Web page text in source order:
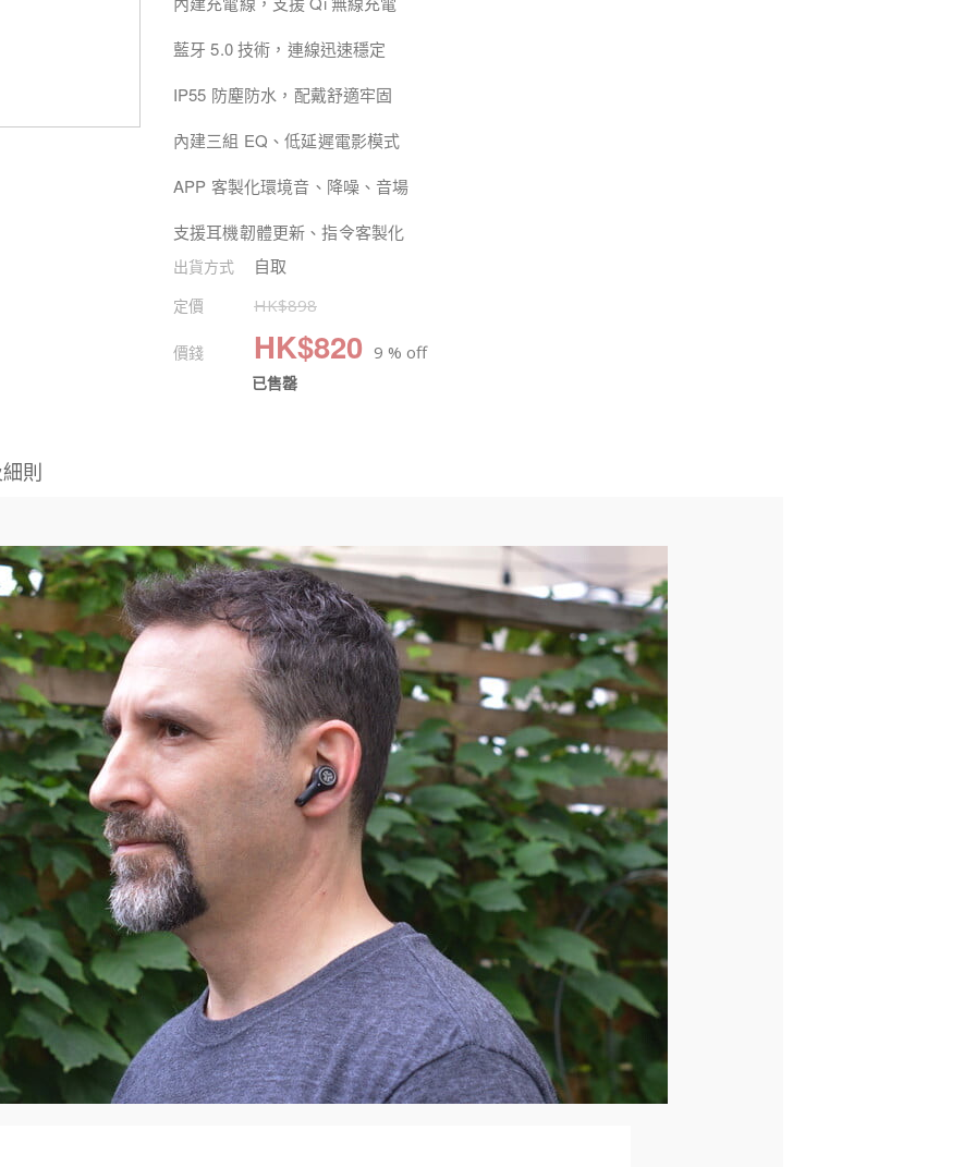
藍牙 5.0 技術，連線迅速穩定
IP55 防塵防水，配戴舒適牢固
內建三組 EQ、低延遲電影模式
APP 客製化環境音、降噪、音場
支援耳機韌體更新、指令客製化
出貨方式 自取
定價 HK$898
價錢 HK$820 9 % off
已售罄
則